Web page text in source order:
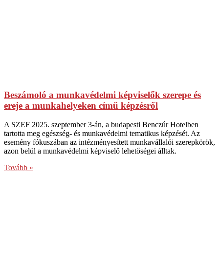
Beszámoló a munkavédelmi képviselők szerepe és
ereje a munkahelyeken című képzésről
A SZEF 2025. szeptember 3-án, a budapesti Benczúr Hotelben
tartotta meg egészség- és munkavédelmi tematikus képzését. Az
esemény fókuszában az intézményesített munkavállalói szerepkörök,
azon belül a munkavédelmi képviselő lehetőségei álltak.
Tovább »